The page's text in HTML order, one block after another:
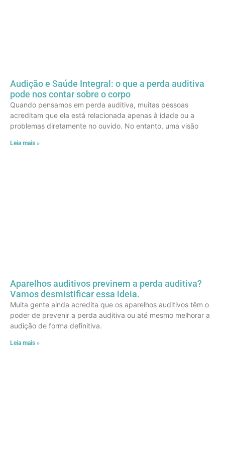
Audição e Saúde Integral: o que a perda auditiva
pode nos contar sobre o corpo
Quando pensamos em perda auditiva, muitas pessoas
acreditam que ela está relacionada apenas à idade ou a
problemas diretamente no ouvido. No entanto, uma visão
Leia mais »
Aparelhos auditivos previnem a perda auditiva?
Vamos desmistificar essa ideia.
Muita gente ainda acredita que os aparelhos auditivos têm o
poder de prevenir a perda auditiva ou até mesmo melhorar a
audição de forma definitiva.
Leia mais »